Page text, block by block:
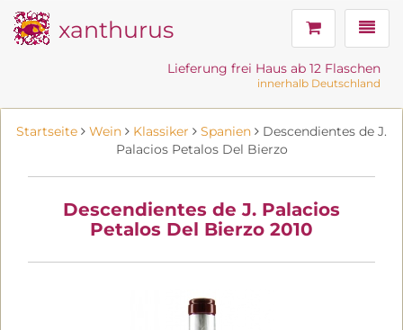
xanthurus
Lieferung frei Haus ab 12 Flaschen
innerhalb Deutschland
Startseite Wein Klassiker Spanien
Descendientes de J.
Palacios Petalos Del Bierzo
Descendientes de J. Palacios
Petalos Del Bierzo 2010